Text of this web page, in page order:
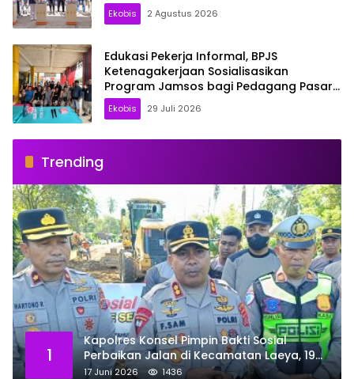
Ekobis 2 Agustus 2026
Edukasi Pekerja Informal, BPJS
Ketenagakerjaan Sosialisasikan
Program Jamsos bagi Pedagang Pasar
Baruga Kendari
Ekobis 29 Juli 2026
Trending
1
Kapolres Konsel Pimpin Bakti Sosial
Perbaikan Jalan di Kecamatan Laeya, 19
Titik Rusak Siap Ditambal
17 Juni 2026 1436